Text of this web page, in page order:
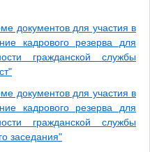
документов для участия в
кадрового резерва для
гражданской службы
документов для участия в
кадрового резерва для
гражданской службы
заседания"